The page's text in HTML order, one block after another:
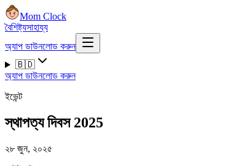
Mom Clock
বৈশিষ্ট্যসাহায্য
অ্যাপ ডাউনলোড করুন
🇧🇩
অ্যাপ ডাউনলোড করুন
ইভেন্ট
স্থাপত্য দিবস 2025
২৮ জুন, ২০২৫